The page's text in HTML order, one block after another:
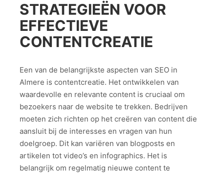
STRATEGIEËN VOOR
EFFECTIEVE
CONTENTCREATIE
Een van de belangrijkste aspecten van SEO in
Almere is contentcreatie. Het ontwikkelen van
waardevolle en relevante content is cruciaal om
bezoekers naar de website te trekken. Bedrijven
moeten zich richten op het creëren van content die
aansluit bij de interesses en vragen van hun
doelgroep. Dit kan variëren van blogposts en
artikelen tot video’s en infographics. Het is
belangrijk om regelmatig nieuwe content te